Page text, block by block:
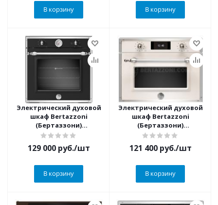
В корзину В корзину
Электрический духовой
шкаф Bertazzoni
(Бертаззони)
F609HEREKTNE
129 000руб./шт
В корзину
Электрический духовой
шкаф Bertazzoni
(Бертаззони)
F457HERVTAX
121 400руб./шт
В корзину